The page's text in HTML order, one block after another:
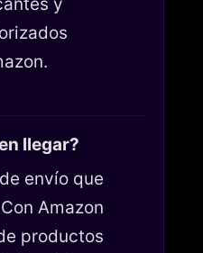
llegar?
envío que
Amazon
productos